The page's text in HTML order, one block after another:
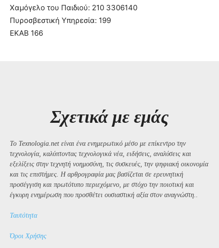
Χαμόγελο του Παιδιού: 210 3306140
Πυροσβεστική Υπηρεσία: 199
ΕΚΑΒ 166
Σχετικά με εμάς
Το Texnologia.net είναι ένα ενημερωτικό μέσο με επίκεντρο την
τεχνολογία, καλύπτοντας τεχνολογικά νέα, ειδήσεις, αναλύσεις και
εξελίξεις στην τεχνητή νοημοσύνη, τις συσκευές, την ψηφιακή οικονομία
και τις επιστήμες. Η αρθρογραφία μας βασίζεται σε ερευνητική
προσέγγιση και πρωτότυπο περιεχόμενο, με στόχο την ποιοτική και
έγκυρη ενημέρωση που προσθέτει ουσιαστική αξία στον αναγνώστη..
Ταυτότητα
Όροι Χρήσης